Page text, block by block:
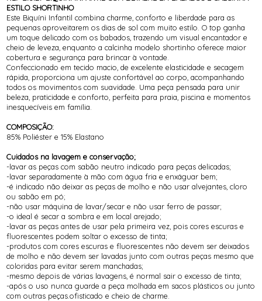
ESTILO SHORTINHO
Este Biquíni Infantil combina charme, conforto e liberdade para as
pequenas aproveitarem os dias de sol com muito estilo. O top ganha
um toque delicado com os babados, trazendo um visual encantador e
cheio de leveza, enquanto a calcinha modelo shortinho oferece maior
cobertura e segurança para brincar à vontade.
Confeccionado em tecido macio, de excelente elasticidade e secagem
rápida, proporciona um ajuste confortável ao corpo, acompanhando
todos os movimentos com suavidade. Uma peça pensada para unir
beleza, praticidade e conforto, perfeita para praia, piscina e momentos
inesquecíveis em família.
COMPOSIÇÃO:
85% Poliéster e 15% Elastano
Cuidados na lavagem e conservação;
-lavar as peças com sabão neutro indicado para peças delicadas;
-lavar separadamente à mão com água fria e enxáguar bem;
-é indicado não deixar as peças de molho e não usar alvejantes, cloro
ou sabão em pó;
-não usar máquina de lavar/secar e não usar ferro de passar;
-o ideal é secar a sombra e em local arejado;
-lavar as peças antes de usar pela primeira vez, pois cores escuras e
fluorescentes podem soltar o excesso de tinta;
-produtos com cores escuras e fluorescentes não devem ser deixados
de molho e não devem ser lavadas junto com outras peças mesmo que
coloridas para evitar serem manchadas;
-mesmo depois de várias lavagens, é normal sair o excesso de tinta;
-após o uso nunca guarde a peça molhada em sacos plásticos ou junto
com outras peças.ofisticado e cheio de charme.